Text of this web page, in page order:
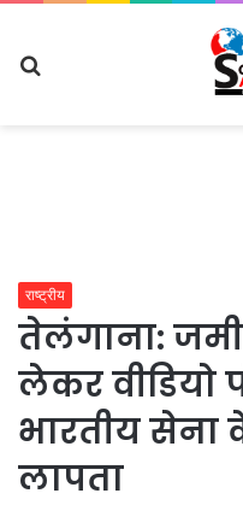
राष्ट्रीय
तेलंगाना:
लेकर वीडियो
भारतीय सेना
लापता